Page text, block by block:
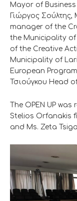
Mayor of
Γιώργος
manager of the
the Municipality of
of the Creative
Municipality of
European
Τσιούγκου Head
The OPEN UP
Stelios Orfanakis
and Ms. Zeta